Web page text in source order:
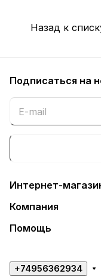
Назад к
Подписаться на
Интернет-
Компания
Помощь
+74956362934